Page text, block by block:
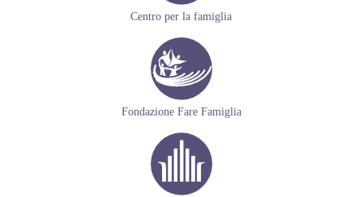
Centro per la famiglia
Fondazione Fare Famiglia